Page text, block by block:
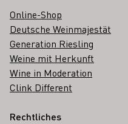
Online-Shop
Deutsche Weinmajestät
Generation Riesling
Weine mit Herkunft
Wine in Moderation
Clink Different
Rechtliches